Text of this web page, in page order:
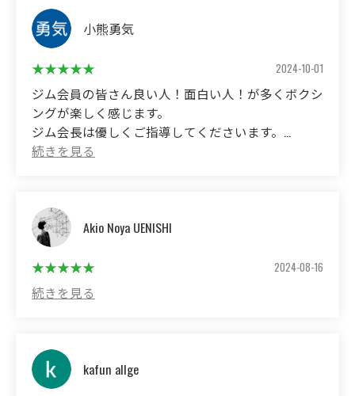
(Translated by Google)
It is visited by a wide range of people, from children to
adults.
Many of the presidents and people who attend are kind and
kind, so you can practice comfortably.
I recommend it because it doesn't have the scary feeling
that is typical of martial arts gyms, and it's open until 10pm
on weekdays, so it's easy to go.
小熊勇気
2024-10-01
ジム会員の皆さん良い人！面白い人！が多くボクシ
ングが楽しく感じます。
ジム会長は優しくご指導してくださいます。
are many things that make boxing fun.
The gym president will kindly guide you.
Akio Noya UENISHI
2024-08-16
kafun allge